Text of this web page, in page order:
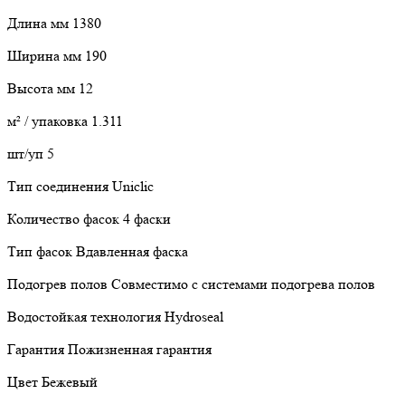
Длина мм 1380
Ширина мм 190
Высота мм 12
м² / упаковка 1.311
шт/уп 5
Тип соединения Uniclic
Количество фасок 4 фаски
Тип фасок Вдавленная фаска
Подогрев полов Совместимо с системами подогрева полов
Водостойкая технология Hydroseal
Гарантия Пожизненная гарантия
Цвет Бежевый